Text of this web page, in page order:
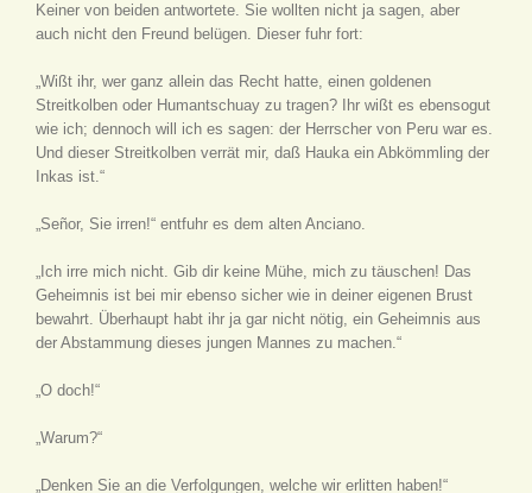
Keiner von beiden antwortete. Sie wollten nicht ja sagen, aber
auch nicht den Freund belügen. Dieser fuhr fort:
„Wißt ihr, wer ganz allein das Recht hatte, einen goldenen
Streitkolben oder Humantschuay zu tragen? Ihr wißt es ebensogut
wie ich; dennoch will ich es sagen: der Herrscher von Peru war es.
Und dieser Streitkolben verrät mir, daß Hauka ein Abkömmling der
Inkas ist.“
„Señor, Sie irren!“ entfuhr es dem alten Anciano.
„Ich irre mich nicht. Gib dir keine Mühe, mich zu täuschen! Das
Geheimnis ist bei mir ebenso sicher wie in deiner eigenen Brust
bewahrt. Überhaupt habt ihr ja gar nicht nötig, ein Geheimnis aus
der Abstammung dieses jungen Mannes zu machen.“
„O doch!“
„Warum?“
„Denken Sie an die Verfolgungen, welche wir erlitten haben!“